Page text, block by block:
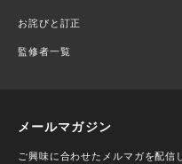
お詫びと訂正
監修者一覧
メールマガジン
ご興味に合わせたメルマガを配信